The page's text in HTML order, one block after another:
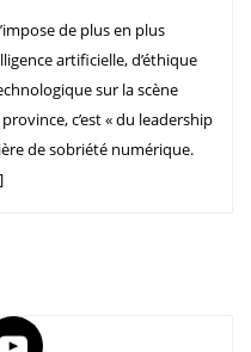
de plus en plus
artificielle, d’éthique
sur la scène
c’est « du leadership
de sobriété numérique.